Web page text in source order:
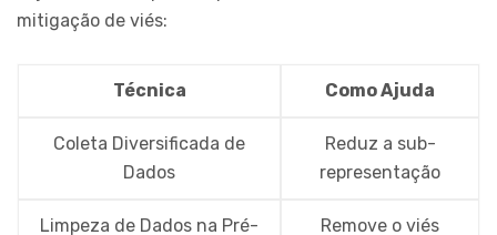
mitigação de viés:
Técnica Como Ajuda
Coleta Diversificada de
Dados
Reduz a sub-
representação
Limpeza de Dados na Pré-
Remove o viés